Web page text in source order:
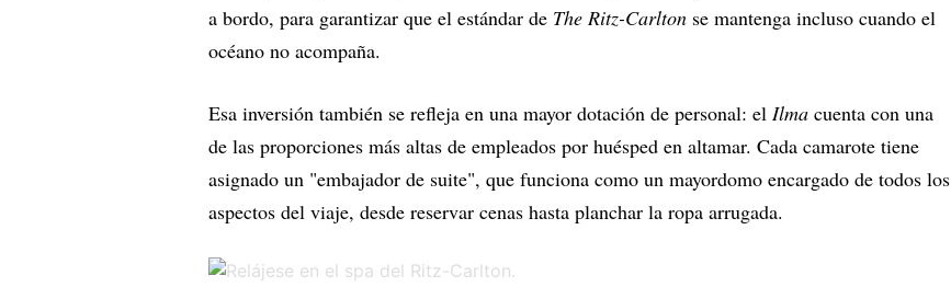
a bordo, para garantizar que el estándar de The Ritz-Carlton se mantenga incluso cuando el
océano no acompaña.
Esa inversión también se refleja en una mayor dotación de personal: el Ilma cuenta con una
de las proporciones más altas de empleados por huésped en altamar. Cada camarote tiene
asignado un "embajador de suite", que funciona como un mayordomo encargado de todos los
aspectos del viaje, desde reservar cenas hasta planchar la ropa arrugada.